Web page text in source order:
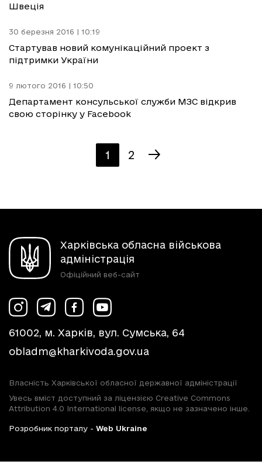
Швеція
30 березня 2016 | 10:19
Стартував новий комунікаційний проект з
підтримки України
9 лютого 2016 | 10:50
Департамент консульської служби МЗС відкрив
свою сторінку у Facebook
1 2
Харківська обласна військова
адміністрація
Офіційний веб-сайт
61002, м. Харків, вул. Сумська, 64
obladm@kharkivoda.gov.ua
Власність Харківської обласної державної адміністрації
Увесь вміст доступний за ліцензією Creative Commons
Attribution 4.0 International license, якщо не зазначено інше.
Розробник порталу - Web Ukraine